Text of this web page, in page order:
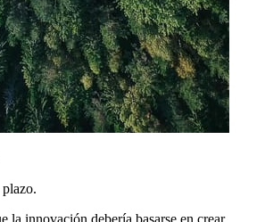
la innovación debería basarse en crear